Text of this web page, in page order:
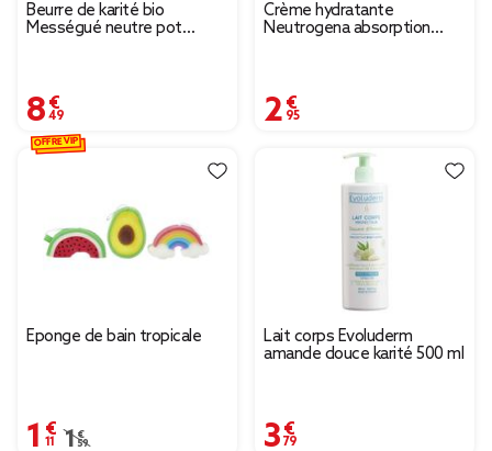
Beurre de karité bio
Mességué neutre pot
8,49 €
Crème hydratante
Neutrogena absorption
2,95 €
Éponge de bain tropicale
1,11 €
Prix remisé de 1,59 € à 1,11 €
1,59 €
OFFRE VIP
Lait corps Evoluderm
amande douce karité 500 ml
3,79 €